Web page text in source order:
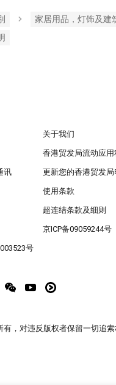
家居用品，灯饰及建
关于我们
香港贸发局流动应用
讯 更新您的香港贸发局
使用条款
超连结条款及细则
京ICP备09059244号
号
，对违反版权者保留一切追索